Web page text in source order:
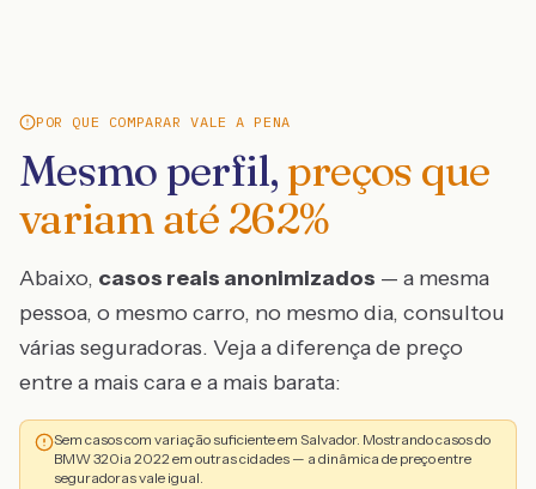
POR QUE COMPARAR VALE A PENA
Mesmo perfil, preços que
variam até 262%
Abaixo, casos reais anonimizados — a mesma
pessoa, o mesmo carro, no mesmo dia, consultou
várias seguradoras. Veja a diferença de preço
entre a mais cara e a mais barata:
Sem casos com variação suficiente em Salvador. Mostrando casos do
BMW 320ia 2022 em outras cidades — a dinâmica de preço entre
seguradoras vale igual.